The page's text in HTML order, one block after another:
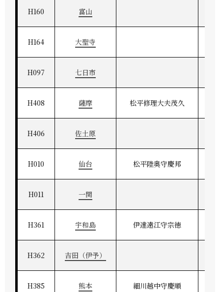
H160 富山
H164 大聖寺
H097 七日市
H408 薩摩 松平修理大夫茂久
H406 佐土原
H010 仙台 松平陸奥守慶邦
H011 一関
H361 宇和島 伊達遠江守宗徳
H362 吉田（伊予）
H385 熊本 細川越中守慶順